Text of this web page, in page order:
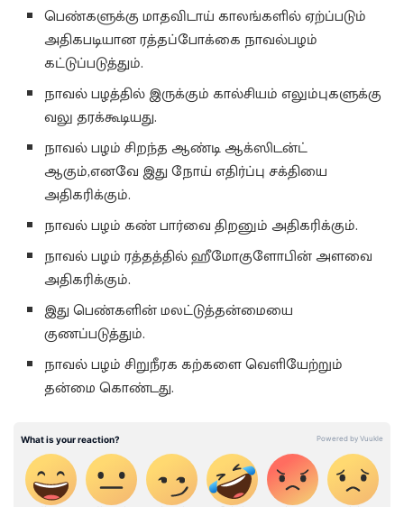
பெண்களுக்கு மாதவிடாய் காலங்களில் ஏற்ப்படும்
அதிகபடியான ரத்தப்போக்கை நாவல்பழம்
கட்டுப்படுத்தும்.
நாவல் பழத்தில் இருக்கும் கால்சியம் எலும்புகளுக்கு
வலு தரக்கூடியது.
நாவல் பழம் சிறந்த ஆண்டி ஆக்ஸிடன்ட்
ஆகும்,எனவே இது நோய் எதிர்ப்பு சக்தியை
அதிகரிக்கும்.
நாவல் பழம் கண் பார்வை திறனும் அதிகரிக்கும்.
நாவல் பழம் ரத்தத்தில் ஹீமோகுளோபின் அளவை
அதிகரிக்கும்.
இது பெண்களின் மலட்டுத்தன்மையை
குணப்படுத்தும்.
நாவல் பழம் சிறுநீரக கற்களை வெளியேற்றும்
தன்மை கொண்டது.